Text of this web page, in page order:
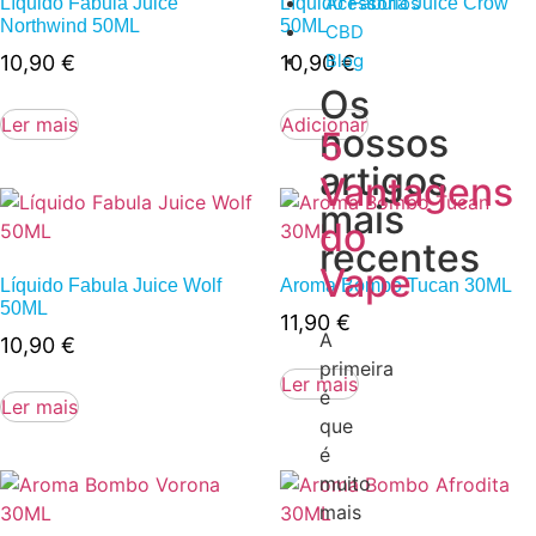
CBD
Blog
Os
nossos
artigos
mais
recentes
5
Vantagens
do
Vape
A
primeira
é
que
é
muito
mais
Northwind 50ML
10,90 €
Ler mais
50ML
10,90€
Adicionar
Líquido Fabula Juice Wolf
50ML
10,90 €
Ler mais
Aroma Bombo Tucan 30ML
11,90 €
Ler mais